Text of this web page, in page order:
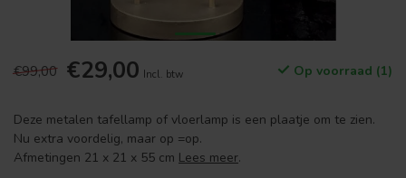
€99,00 €29,00 Incl. btw Op voorraad (1)
Deze metalen tafellamp of vloerlamp is een plaatje om te zien.
Nu extra voordelig, maar op =op.
Afmetingen 21 x 21 x 55 cm Lees meer.